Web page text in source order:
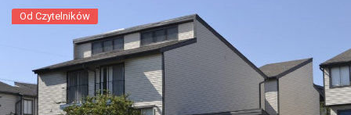
Od Czytelników